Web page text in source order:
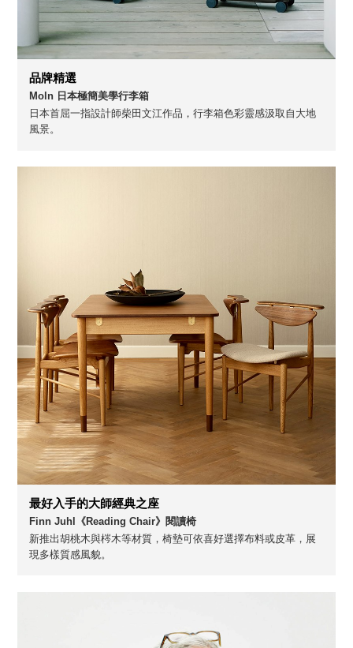
品牌精選
Moln 日本極簡美學行李箱
日本首屈一指設計師柴田文江作品，行李箱色彩靈感汲取自大地
風景。
最好入手的大師經典之座
Finn Juhl《Reading Chair》閱讀椅
新推出胡桃木與梣木等材質，椅墊可依喜好選擇布料或皮革，展
現多樣質感風貌。